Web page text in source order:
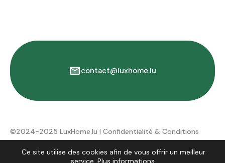
contact@luxhome.lu
©2024-2025 LuxHome.lu | Confidentialité & Conditions
d'utilisation
Ce site utilise des cookies afin de vous offrir un meilleur
service. Plus informations